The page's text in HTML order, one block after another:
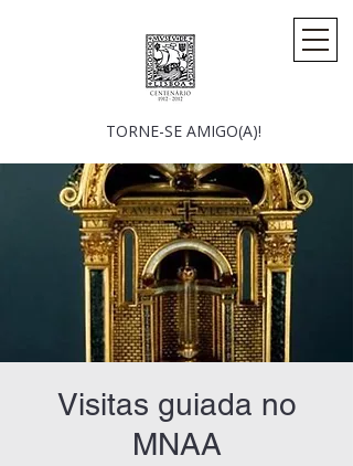
TORNE-SE AMIGO(A)!
Visitas guiada no
MNAA